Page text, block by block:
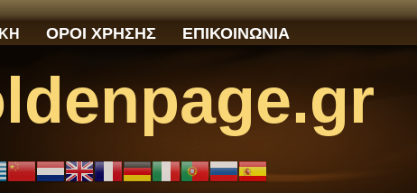
ΟΡΟΙ ΧΡΗΣΗΣ ΕΠΙΚΟΙΝΩΝΙΑ